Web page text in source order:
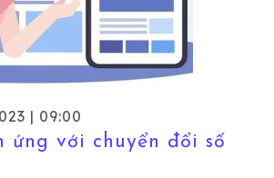
| 09:00
ứng với chuyển đổi số